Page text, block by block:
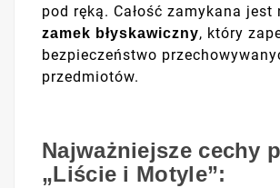
pod ręką. Całość zamykana jest
zamek błyskawiczny, który
bezpieczeństwo
przedmiotów.
Najważniejsze cechy
„Liście i Motyle”: